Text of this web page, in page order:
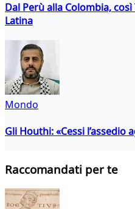
Dal Perù alla Colombia,
Latina
Mondo
Gli Houthi: «Cessi l’assedio
Raccomandati per te